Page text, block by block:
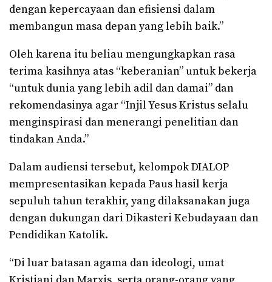
dengan kepercayaan dan efisiensi dalam
membangun masa depan yang lebih baik.”
Oleh karena itu beliau mengungkapkan rasa
terima kasihnya atas “keberanian” untuk bekerja
“untuk dunia yang lebih adil dan damai” dan
rekomendasinya agar “Injil Yesus Kristus selalu
menginspirasi dan menerangi penelitian dan
tindakan Anda.”
Dalam audiensi tersebut, kelompok DIALOP
mempresentasikan kepada Paus hasil kerja
sepuluh tahun terakhir, yang dilaksanakan juga
dengan dukungan dari Dikasteri Kebudayaan dan
Pendidikan Katolik.
“Di luar batasan agama dan ideologi, umat